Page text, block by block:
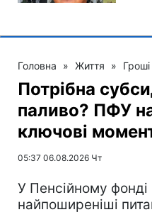
Головна » Життя » Гроші
Потрібна
паливо? ПФУ
ключові
05:37 06.08.2026 Чт
У Пенсійному фонді
найпоширеніші